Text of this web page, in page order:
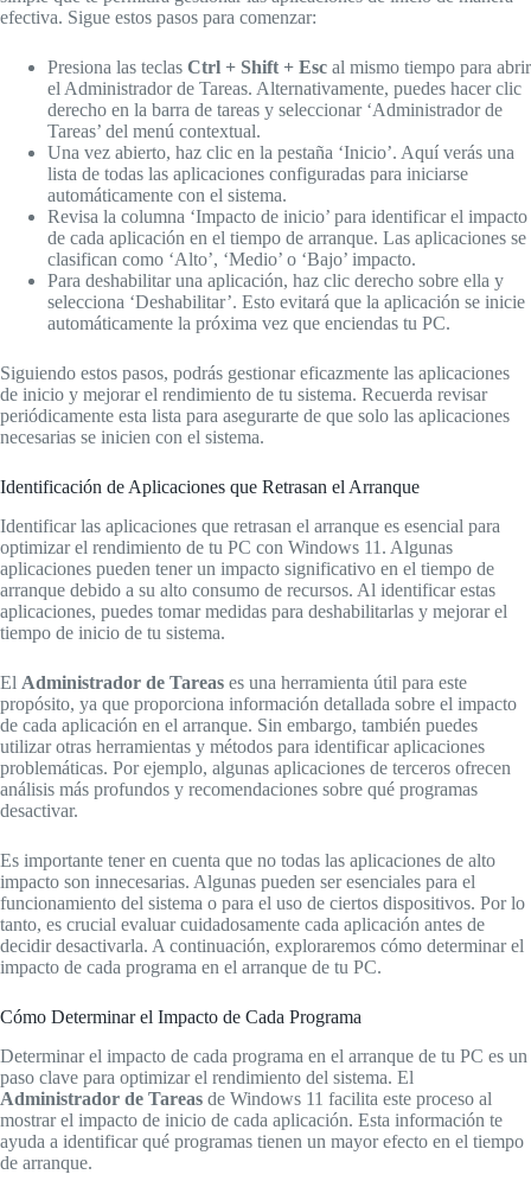
efectiva. Sigue estos pasos para comenzar:
Presiona las teclas Ctrl + Shift + Esc al mismo tiempo para abrir
el Administrador de Tareas. Alternativamente, puedes hacer clic
derecho en la barra de tareas y seleccionar ‘Administrador de
Tareas’ del menú contextual.
Una vez abierto, haz clic en la pestaña ‘Inicio’. Aquí verás una
lista de todas las aplicaciones configuradas para iniciarse
automáticamente con el sistema.
Revisa la columna ‘Impacto de inicio’ para identificar el impacto
de cada aplicación en el tiempo de arranque. Las aplicaciones se
clasifican como ‘Alto’, ‘Medio’ o ‘Bajo’ impacto.
Para deshabilitar una aplicación, haz clic derecho sobre ella y
selecciona ‘Deshabilitar’. Esto evitará que la aplicación se inicie
automáticamente la próxima vez que enciendas tu PC.
Siguiendo estos pasos, podrás gestionar eficazmente las aplicaciones
de inicio y mejorar el rendimiento de tu sistema. Recuerda revisar
periódicamente esta lista para asegurarte de que solo las aplicaciones
necesarias se inicien con el sistema.
Identificación de Aplicaciones que Retrasan el Arranque
Identificar las aplicaciones que retrasan el arranque es esencial para
optimizar el rendimiento de tu PC con Windows 11. Algunas
aplicaciones pueden tener un impacto significativo en el tiempo de
arranque debido a su alto consumo de recursos. Al identificar estas
aplicaciones, puedes tomar medidas para deshabilitarlas y mejorar el
tiempo de inicio de tu sistema.
El Administrador de Tareas es una herramienta útil para este
propósito, ya que proporciona información detallada sobre el impacto
de cada aplicación en el arranque. Sin embargo, también puedes
utilizar otras herramientas y métodos para identificar aplicaciones
problemáticas. Por ejemplo, algunas aplicaciones de terceros ofrecen
análisis más profundos y recomendaciones sobre qué programas
desactivar.
Es importante tener en cuenta que no todas las aplicaciones de alto
impacto son innecesarias. Algunas pueden ser esenciales para el
funcionamiento del sistema o para el uso de ciertos dispositivos. Por lo
tanto, es crucial evaluar cuidadosamente cada aplicación antes de
decidir desactivarla. A continuación, exploraremos cómo determinar el
impacto de cada programa en el arranque de tu PC.
Cómo Determinar el Impacto de Cada Programa
Determinar el impacto de cada programa en el arranque de tu PC es un
paso clave para optimizar el rendimiento del sistema. El
Administrador de Tareas de Windows 11 facilita este proceso al
mostrar el impacto de inicio de cada aplicación. Esta información te
ayuda a identificar qué programas tienen un mayor efecto en el tiempo
de arranque.